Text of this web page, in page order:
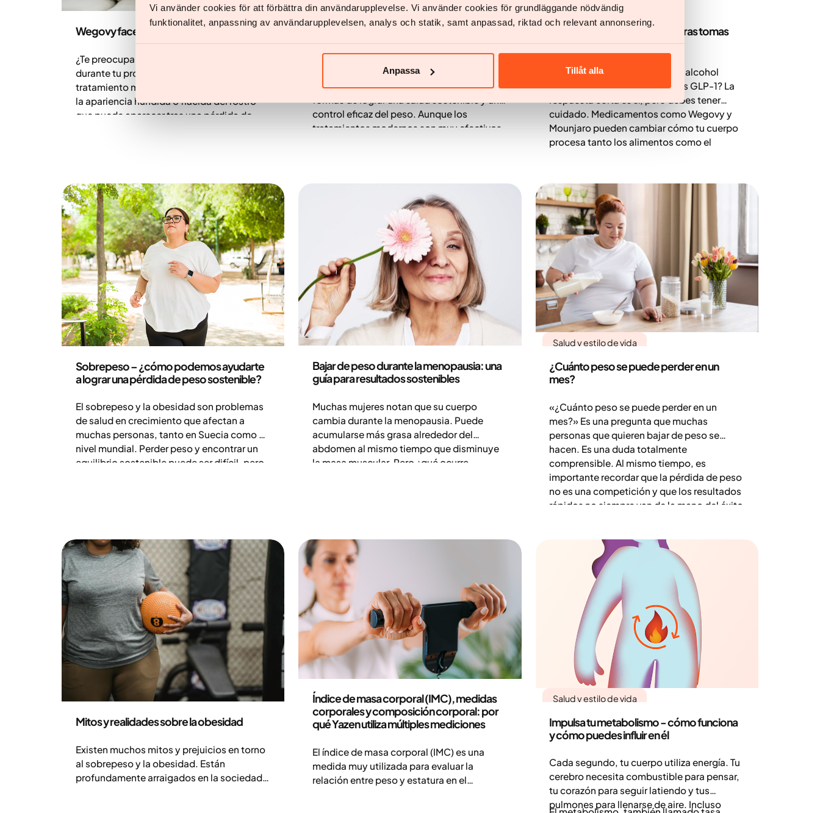
Vi använder cookies för att förbättra din användarupplevelse. Vi använder cookies för grundläggande nödvändig
funktionalitet, anpassning av användarupplevelsen, analys och statik, samt anpassad, riktad och relevant annonsering.
Anpassa Tillåt alla
Salud y estilo de vida
Wegovy face: qué es y por qué ocurre
¿Te preocupa desarrollar el “Wegovy face”
durante tu proceso de pérdida de peso con
tratamiento médico? Este término describe
la apariencia hundida o flácida del rostro
que puede aparecer tras una pérdida de
la pérdida de peso y cómo puedes cuidar la
salud de tu piel.
Salud y estilo de vida
¿Puedes hacer ejercicio mientras tomas
medicamentos para perder peso?
Combinar la actividad física con el
tratamiento médico es una de las mejores
formas de lograr una salud sostenible y un
control eficaz del peso. Aunque los
tratamientos modernos son muy efectivos,
hacer ejercicio de forma segura mientras
tomas medicamentos para bajar de peso,
qué entrenamientos son más efectivos y
cómo el equipo de Yazen puede apoyar tu
estilo de vida activo.
Salud y estilo de vida
¿Puedes beber alcohol mientras tomas
medicamentos GLP-1?
¿Te preguntas si puedes beber alcohol
mientras tomas medicamentos GLP-1? La
respuesta corta es sí, pero debes tener
cuidado. Medicamentos como Wegovy y
Mounjaro pueden cambiar cómo tu cuerpo
procesa tanto los alimentos como el
tolerancia al alcohol. Aquí tienes algunos
consejos para ayudarte a tomar decisiones
seguras e informadas.
Sobrepeso – ¿cómo podemos ayudarte
a lograr una pérdida de peso sostenible?
El sobrepeso y la obesidad son problemas
de salud en crecimiento que afectan a
muchas personas, tanto en Suecia como a
nivel mundial. Perder peso y encontrar un
equilibrio sostenible puede ser difícil, pero
hacia un peso más saludable.
Bajar de peso durante la menopausia: una
guía para resultados sostenibles
Muchas mujeres notan que su cuerpo
cambia durante la menopausia. Puede
acumularse más grasa alrededor del
abdomen al mismo tiempo que disminuye
la masa muscular. Pero ¿qué ocurre
Salud y estilo de vida
¿Cuánto peso se puede perder en un
mes?
«¿Cuánto peso se puede perder en un
mes?» Es una pregunta que muchas
personas que quieren bajar de peso se
hacen. Es una duda totalmente
comprensible. Al mismo tiempo, es
importante recordar que la pérdida de peso
no es una competición y que los resultados
rápidos no siempre van de la mano del éxito
Mitos y realidades sobre la obesidad
Existen muchos mitos y prejuicios en torno
al sobrepeso y la obesidad. Están
profundamente arraigados en la sociedad y
Salud y estilo de vida
Índice de masa corporal (IMC), medidas
corporales y composición corporal: por
qué Yazen utiliza múltiples mediciones
El índice de masa corporal (IMC) es una
medida muy utilizada para evaluar la
relación entre peso y estatura en el
Salud y estilo de vida
Impulsa tu metabolismo - cómo funciona
y cómo puedes influir en él
Cada segundo, tu cuerpo utiliza energía. Tu
cerebro necesita combustible para pensar,
tu corazón para seguir latiendo y tus
pulmones para llenarse de aire. Incluso